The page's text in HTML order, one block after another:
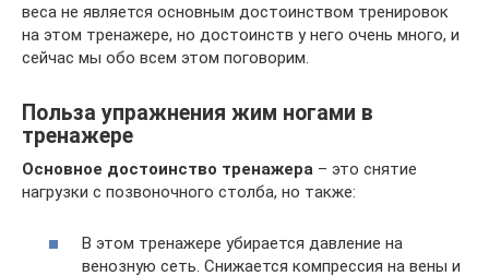
веса не является основным достоинством тренировок
на этом тренажере, но достоинств у него очень много, и
сейчас мы обо всем этом поговорим.
Польза упражнения жим ногами в
тренажере
Основное достоинство тренажера – это снятие
нагрузки с позвоночного столба, но также:
В этом тренажере убирается давление на
венозную сеть. Снижается компрессия на вены и